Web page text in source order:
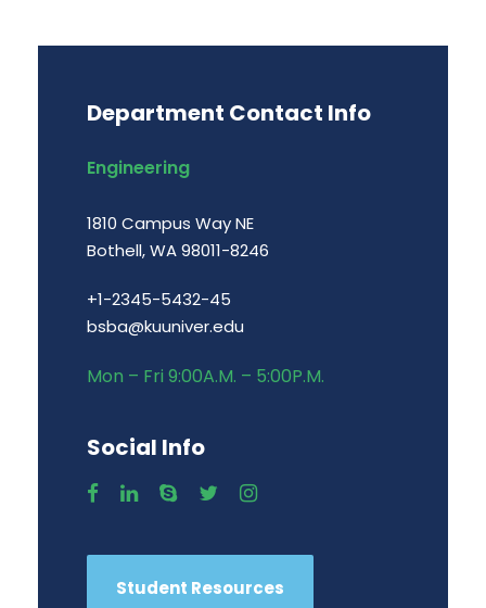
Department Contact Info
Engineering
1810 Campus Way NE
Bothell, WA 98011-8246
+1-2345-5432-45
bsba@kuuniver.edu
Mon – Fri 9:00A.M. – 5:00P.M.
Social Info
Student Resources